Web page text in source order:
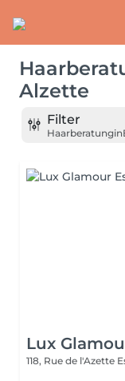
Alzette
Filter
Haarberatungin
Lux
118, Rue de l'Azette